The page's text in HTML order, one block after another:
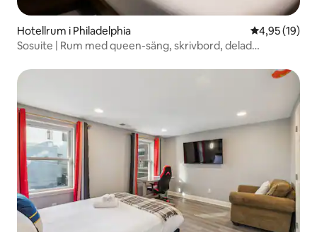
Hotellrum i Philadelphia 4,95 av 5 i
4,95 (19)
Sosuite | Rum med queen-säng, skrivbord, delad